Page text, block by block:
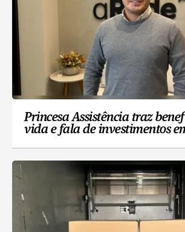
Princesa Assistência traz
vida e fala de investimentos